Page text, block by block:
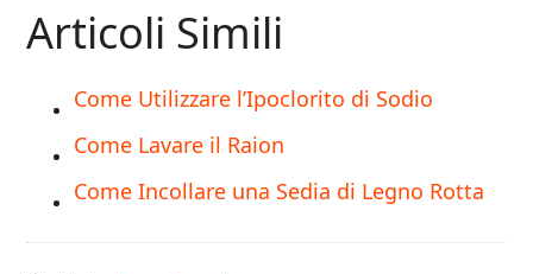
Articoli Simili
Come Utilizzare l’Ipoclorito di Sodio
Come Lavare il Raion
Come Incollare una Sedia di Legno Rotta